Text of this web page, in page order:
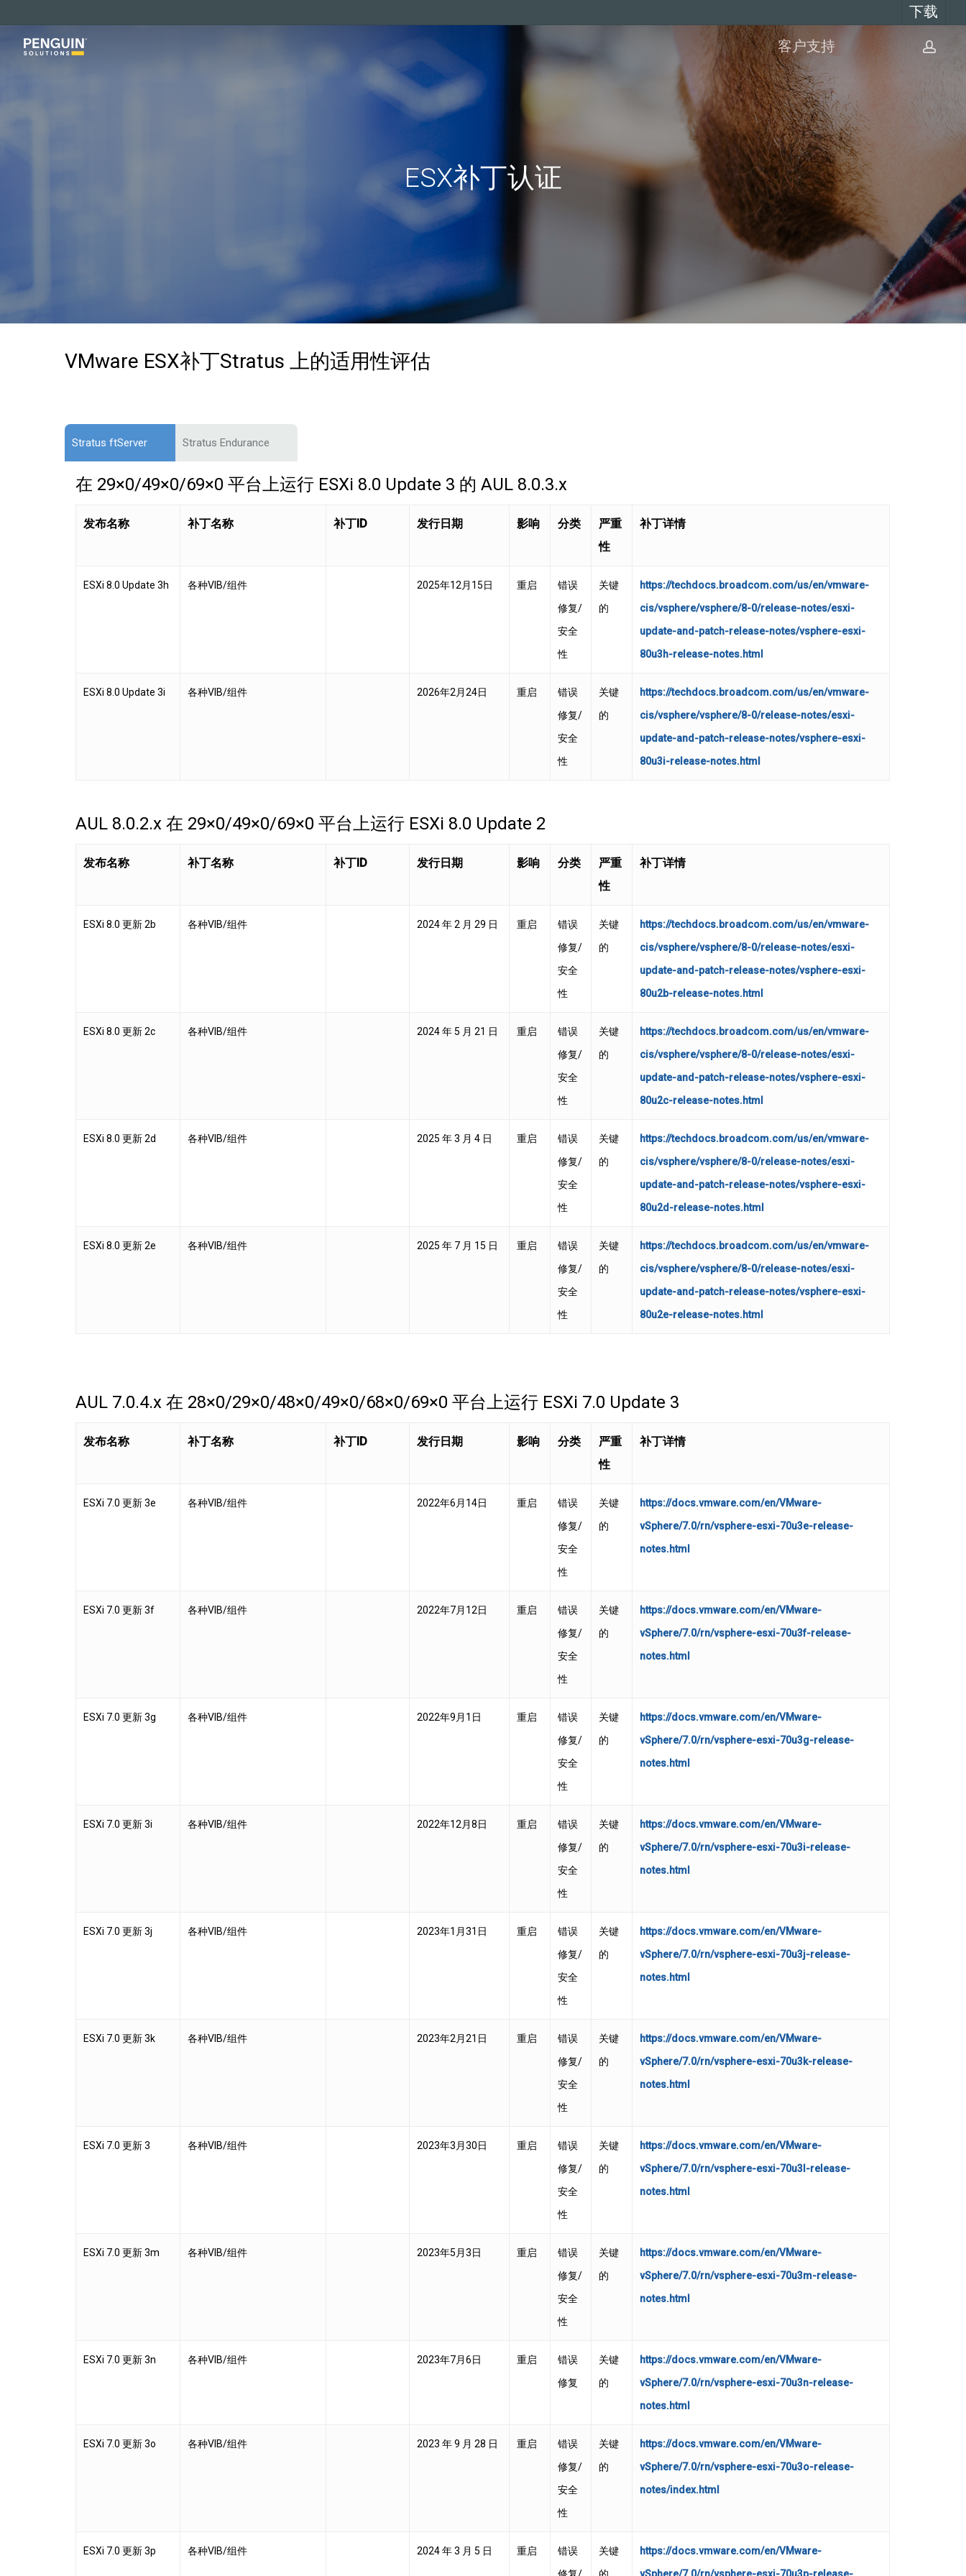
下载
客户支持
账
ESX补丁认证
VMware ESX补丁Stratus 上的适用性评估
Stratus ftServer Stratus Endurance
在 29×0/49×0/69×0 平台上运行 ESXi 8.0 Update 3 的 AUL 8.0.3.x
发布名称 补丁名称 补丁ID 发行日期 影响 分类
严重
性
补丁详情
ESXi 8.0 Update 3h 各种VIB/组件 2025年12月15日 重启
错误
修复/
安全
性
关键
的
https://techdocs.broadcom.com/us/en/vmware-
cis/vsphere/vsphere/8-0/release-notes/esxi-
update-and-patch-release-notes/vsphere-esxi-
80u3h-release-notes.html
ESXi 8.0 Update 3i 各种VIB/组件 2026年2月24日 重启
错误
修复/
安全
性
关键
的
https://techdocs.broadcom.com/us/en/vmware-
cis/vsphere/vsphere/8-0/release-notes/esxi-
update-and-patch-release-notes/vsphere-esxi-
80u3i-release-notes.html
AUL 8.0.2.x 在 29×0/49×0/69×0 平台上运行 ESXi 8.0 Update 2
发布名称 补丁名称 补丁ID 发行日期 影响 分类
严重
性
补丁详情
ESXi 8.0 更新 2b 各种VIB/组件 2024 年 2 月 29 日 重启
错误
修复/
安全
性
关键
的
https://techdocs.broadcom.com/us/en/vmware-
cis/vsphere/vsphere/8-0/release-notes/esxi-
update-and-patch-release-notes/vsphere-esxi-
80u2b-release-notes.html
ESXi 8.0 更新 2c 各种VIB/组件 2024 年 5 月 21 日 重启
错误
修复/
安全
性
关键
的
https://techdocs.broadcom.com/us/en/vmware-
cis/vsphere/vsphere/8-0/release-notes/esxi-
update-and-patch-release-notes/vsphere-esxi-
80u2c-release-notes.html
ESXi 8.0 更新 2d 各种VIB/组件 2025 年 3 月 4 日 重启
错误
修复/
安全
性
关键
的
https://techdocs.broadcom.com/us/en/vmware-
cis/vsphere/vsphere/8-0/release-notes/esxi-
update-and-patch-release-notes/vsphere-esxi-
80u2d-release-notes.html
ESXi 8.0 更新 2e 各种VIB/组件 2025 年 7 月 15 日 重启
错误
修复/
安全
性
关键
的
https://techdocs.broadcom.com/us/en/vmware-
cis/vsphere/vsphere/8-0/release-notes/esxi-
update-and-patch-release-notes/vsphere-esxi-
80u2e-release-notes.html
AUL 7.0.4.x 在 28×0/29×0/48×0/49×0/68×0/69×0 平台上运行 ESXi 7.0 Update 3
发布名称 补丁名称 补丁ID 发行日期 影响 分类
严重
性
补丁详情
ESXi 7.0 更新 3e 各种VIB/组件 2022年6月14日 重启
错误
修复/
安全
性
关键
的
https://docs.vmware.com/en/VMware-
vSphere/7.0/rn/vsphere-esxi-70u3e-release-
notes.html
ESXi 7.0 更新 3f 各种VIB/组件 2022年7月12日 重启
错误
修复/
安全
性
关键
的
https://docs.vmware.com/en/VMware-
vSphere/7.0/rn/vsphere-esxi-70u3f-release-
notes.html
ESXi 7.0 更新 3g 各种VIB/组件 2022年9月1日 重启
错误
修复/
安全
性
关键
的
https://docs.vmware.com/en/VMware-
vSphere/7.0/rn/vsphere-esxi-70u3g-release-
notes.html
ESXi 7.0 更新 3i 各种VIB/组件 2022年12月8日 重启
错误
修复/
安全
性
关键
的
https://docs.vmware.com/en/VMware-
vSphere/7.0/rn/vsphere-esxi-70u3i-release-
notes.html
ESXi 7.0 更新 3j 各种VIB/组件 2023年1月31日 重启
错误
修复/
安全
性
关键
的
https://docs.vmware.com/en/VMware-
vSphere/7.0/rn/vsphere-esxi-70u3j-release-
notes.html
ESXi 7.0 更新 3k 各种VIB/组件 2023年2月21日 重启
错误
修复/
安全
性
关键
的
https://docs.vmware.com/en/VMware-
vSphere/7.0/rn/vsphere-esxi-70u3k-release-
notes.html
ESXi 7.0 更新 3 各种VIB/组件 2023年3月30日 重启
错误
修复/
安全
性
关键
的
https://docs.vmware.com/en/VMware-
vSphere/7.0/rn/vsphere-esxi-70u3l-release-
notes.html
ESXi 7.0 更新 3m 各种VIB/组件 2023年5月3日 重启
错误
修复/
安全
性
关键
的
https://docs.vmware.com/en/VMware-
vSphere/7.0/rn/vsphere-esxi-70u3m-release-
notes.html
ESXi 7.0 更新 3n 各种VIB/组件 2023年7月6日 重启
错误
修复
关键
的
https://docs.vmware.com/en/VMware-
vSphere/7.0/rn/vsphere-esxi-70u3n-release-
notes.html
ESXi 7.0 更新 3o 各种VIB/组件 2023 年 9 月 28 日 重启
错误
修复/
安全
性
关键
的
https://docs.vmware.com/en/VMware-
vSphere/7.0/rn/vsphere-esxi-70u3o-release-
notes/index.html
ESXi 7.0 更新 3p 各种VIB/组件 2024 年 3 月 5 日 重启
错误
关键
https://docs.vmware.com/en/VMware-